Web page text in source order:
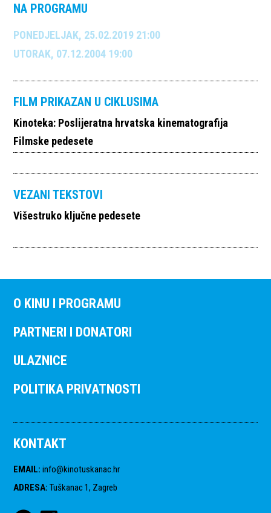
NA PROGRAMU
PONEDJELJAK, 25.02.2019 21:00
UTORAK, 07.12.2004 19:00
FILM PRIKAZAN U CIKLUSIMA
Kinoteka: Poslijeratna hrvatska kinematografija
Filmske pedesete
VEZANI TEKSTOVI
Višestruko ključne pedesete
O KINU I PROGRAMU
PARTNERI I DONATORI
ULAZNICE
POLITIKA PRIVATNOSTI
KONTAKT
EMAIL: info@kinotuskanac.hr
ADRESA: Tuškanac 1, Zagreb